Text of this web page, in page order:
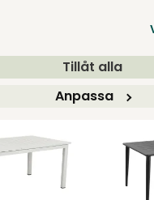
Tillåt alla
Anpassa
13 290 kr